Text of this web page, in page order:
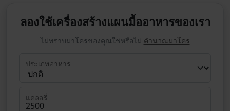
ลองใช้เครื่องสร้างแผนมื้ออาหารของเรา
ไม่ทราบมาโครของคุณใช่หรือไม่ คำนวณมาโคร
ประเภทอาหาร
แคลอรี่